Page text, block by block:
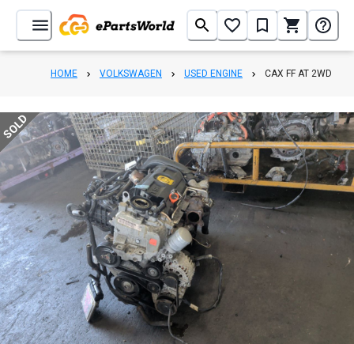
HOME VOLKSWAGEN USED ENGINE CAX FF AT 2WD
1/7
SOLD